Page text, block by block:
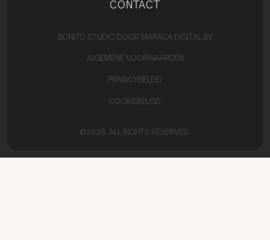
CONTACT
BONITO STUDIO DOOR MARACA DIGITAL BV
ALGEMENE VOORWAARDEN
PRIVACYBELEID
COOKIEBELEID
©2026. ALL RIGHTS RESERVED.